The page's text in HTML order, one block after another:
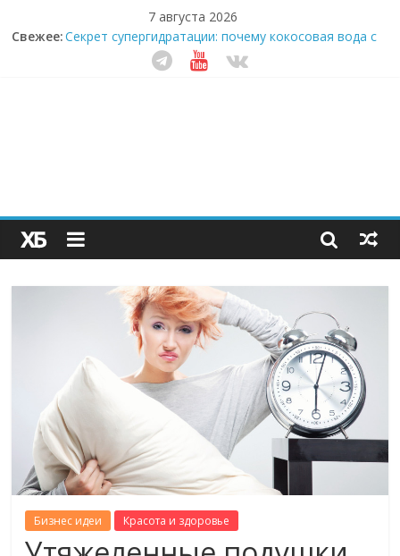
7 августа 2026
Свежее:Секрет супергидратации: почему кокосовая вода с
пребиотиками становится главным трендом
здорового питания
сливки меняют утренний ритуал
Как простая наклейка заставляет миллионы людей
не забывать о самом важном креме этим летом
Бизнес идеи Красота и здоровье